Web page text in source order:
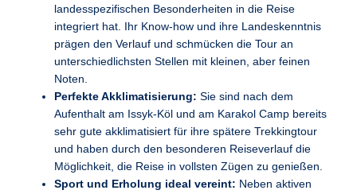
landesspezifischen Besonderheiten in die Reise
integriert hat. Ihr Know-how und ihre Landeskenntnis
prägen den Verlauf und schmücken die Tour an
unterschiedlichsten Stellen mit kleinen, aber feinen
Noten.
Perfekte Akklimatisierung: Sie sind nach dem
Aufenthalt am Issyk-Köl und am Karakol Camp bereits
sehr gute akklimatisiert für ihre spätere Trekkingtour
und haben durch den besonderen Reiseverlauf die
Möglichkeit, die Reise in vollsten Zügen zu genießen.
Sport und Erholung ideal vereint: Neben aktiven